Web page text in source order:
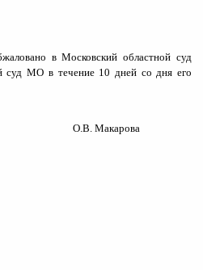
в Московский областной суд
суд МО в течение 10 дней со дня его
О.В. Макарова